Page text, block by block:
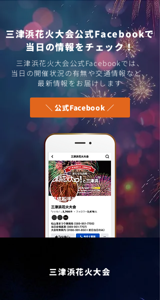
落とし物について
三津浜花火大会公式Facebookで
​当日の情報をチェック！
三津浜花火大会公式Facebookでは、
​当日の開催状況の有無や交通情報など、
最新情報をお届けします
＼ 公式Facebook ／
​三津浜花火大会